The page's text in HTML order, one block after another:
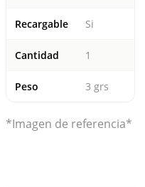
Recargable Si
Cantidad 1
Peso 3 grs
*Imagen de referencia*